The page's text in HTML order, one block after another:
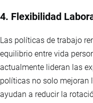
4. Flexibilidad
Las políticas de trabajo
equilibrio entre vida
actualmente lideran las
políticas no solo mejoran
ayudan a reducir la